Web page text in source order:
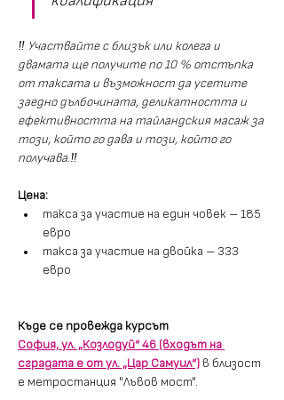
‼️ Участвайте с близък или колега и
двамата ще получите по 10 % отстъпка
от таксата и възможност да усетите
заедно дълбочината, деликатността и
ефективността на тайландския масаж за
този, който го дава и този, който го
получава.‼️
Цена:
такса за участие на един човек – 185
евро
такса за участие на двойка – 333
евро
Къде се провежда курсът
София, ул. „Козлодуй“ 46 (входът на
сградата е от ул. „Цар Самуил“) в близост
е метростанция "Лъвов мост".